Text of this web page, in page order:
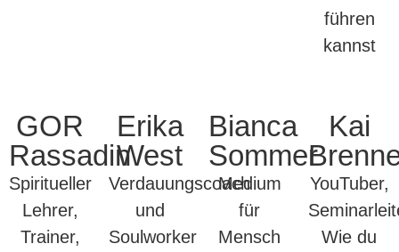
führen
kannst
GOR
Rassadin
Spiritueller
Lehrer,
Trainer,
Erika
West
Verdauungscoach
und
Soulworker
Bianca
Sommer
Medium
für
Mensch
Kai
YouTuber,
Wie du